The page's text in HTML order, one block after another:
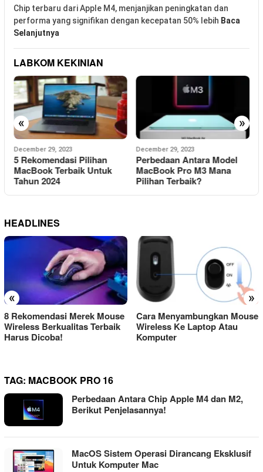
Chip terbaru dari Apple M4, menjanjikan peningkatan dan
performa yang signifikan dengan kecepatan 50% lebih Baca
Selanjutnya
LABKOM KEKINIAN
« »
December 29, 2023
5 Rekomendasi Pilihan
MacBook Terbaik Untuk
Tahun 2024
December 29, 2023
Perbedaan Antara Model
MacBook Pro M3 Mana
Pilihan Terbaik?
HEADLINES
« »
8 Rekomendasi Merek Mouse
Wireless Berkualitas Terbaik
Harus Dicoba!
Cara Menyambungkan Mouse
Wireless Ke Laptop Atau
Komputer
TAG: MACBOOK PRO 16
Perbedaan Antara Chip Apple M4 dan M2,
Berikut Penjelasannya!
MacOS Sistem Operasi Dirancang Eksklusif
Untuk Komputer Mac